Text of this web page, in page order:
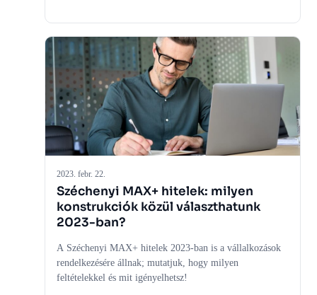
Széchenyi hitelek vannak és lesznek, és annak is, hogy
miért jobbak a piaci vállalkozói hiteleknél. Mutatjuk, mit
találtunk.
2023. febr. 22.
Széchenyi MAX+ hitelek: milyen
konstrukciók közül választhatunk
2023-ban?
A Széchenyi MAX+ hitelek 2023-ban is a vállalkozások
rendelkezésére állnak; mutatjuk, hogy milyen
feltételekkel és mit igényelhetsz!